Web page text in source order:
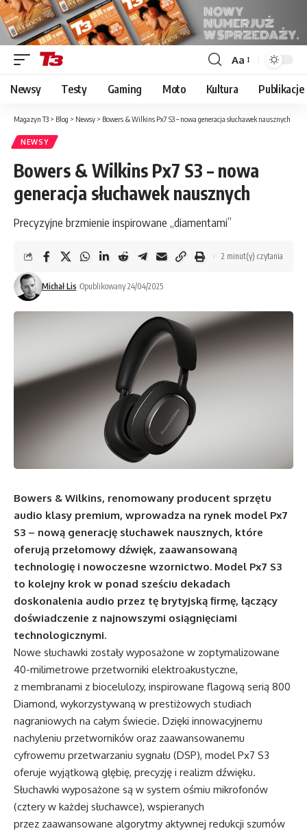
Font
Resizer
Aa
Newsy Testy Gaming Moto Kultura Publikacje
Magazyn T3 > Blog > Newsy > Bowers & Wilkins Px7 S3 – nowa generacja słuchawek nausznych
NEWSY
Bowers & Wilkins Px7 S3 – nowa
generacja słuchawek nausznych
Precyzyjne brzmienie inspirowane „diamentami”
Michał Lis Opublikowany 24/04/2025
2 minut(y) czytania
Bowers & Wilkins, renomowany producent sprzętu
audio klasy premium, wprowadza na rynek model Px7
S3 – nową generację słuchawek nausznych, które
oferują przełomowy dźwięk, zaawansowaną
technologię i nowoczesne wzornictwo. Model Px7 S3
to kolejny krok w ponad sześciu dekadach
doskonalenia audio przez tę brytyjską firmę, łączący
doświadczenie z najnowszymi osiągnięciami
technologicznymi.
Nowe słuchawki zostały wyposażone w zoptymalizowane
40-milimetrowe przetworniki elektroakustyczne,
z membranami z biocelulozy, inspirowane flagową serią 800
Diamond, wykorzystywaną w prestiżowych studiach
nagraniowych na całym świecie. Dzięki innowacyjnemu
nachyleniu przetworników oraz zaawansowanemu
cyfrowemu przetwarzaniu sygnału (DSP), model Px7 S3
oferuje wyjątkową głębię, precyzję i realizm dźwięku.
Słuchawki wyposażone są w system ośmiu mikrofonów
(cztery w każdej słuchawce), wspieranych
przez zaawansowane algorytmy aktywnej redukcji szumów